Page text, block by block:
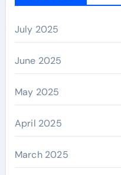
July 2025
June 2025
May 2025
April 2025
March 2025